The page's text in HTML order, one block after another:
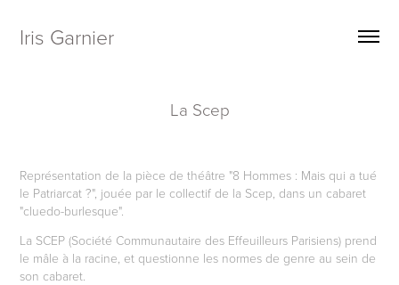
Iris Garnier
La Scep
Représentation de la pièce de théâtre "8 Hommes : Mais qui a tué
le Patriarcat ?", jouée par le collectif de la Scep, dans un cabaret
"cluedo-burlesque".
La SCEP (Société Communautaire des Effeuilleurs Parisiens) prend
le mâle à la racine, et questionne les normes de genre au sein de
son cabaret.